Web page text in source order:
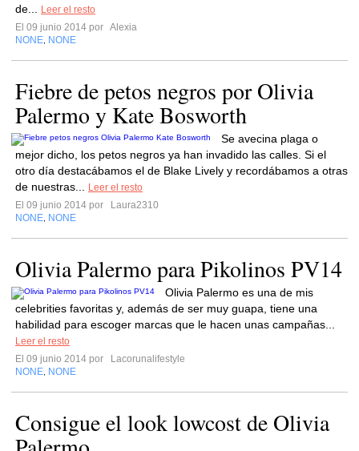
de...
Leer el resto
El 09 junio 2014 por Alexia
NONE NONE
Fiebre de petos negros por Olivia
Palermo y Kate Bosworth
Se avecina plaga o
mejor dicho, los petos negros ya han invadido las calles. Si el
otro día destacábamos el de Blake Lively y recordábamos a otras
de nuestras...
Leer el resto
El 09 junio 2014 por
Laura2310
NONE NONE
Olivia Palermo para Pikolinos PV14
Olivia Palermo es una de mis
celebrities favoritas y, además de ser muy guapa, tiene una
habilidad para escoger marcas que le hacen unas campañas...
Leer el resto
El 09 junio 2014 por
Lacorunalifestyle
NONE NONE
Consigue el look lowcost de Olivia